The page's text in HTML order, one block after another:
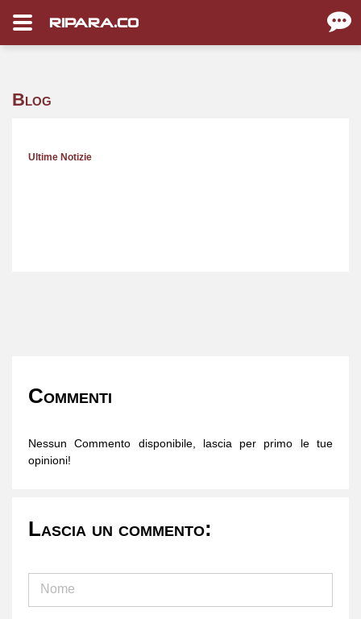
RIPARA.CO
Blog
Ultime Notizie
Commenti
Nessun Commento disponibile, lascia per primo le tue
opinioni!
Lascia un commento: